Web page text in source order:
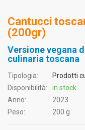
Cantucci
(200gr)
Versione vegana
culinaria toscana
Tipologia:
Prodotti
Disponibilità:
in stock
Anno:
2023
Peso:
200 g